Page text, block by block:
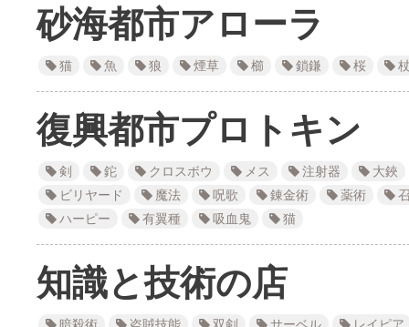
砂海都市アローラ
猫 魚 狼 煙草 櫛 鎖鎌 桜
復興都市プロトキン
剣 鉈 クロスボウ メス 注射器
大鋏
ビリヤード
魔法 呪歌 錬金術 薬術
ハーピー
有翼種 吸血鬼 猫
知識と技術の店